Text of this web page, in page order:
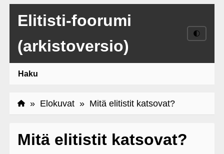
Elitisti-foorumi
(arkistoversio)
🌓
Haku
» Elokuvat» Mitä elitistit katsovat?
Mitä elitistit katsovat?